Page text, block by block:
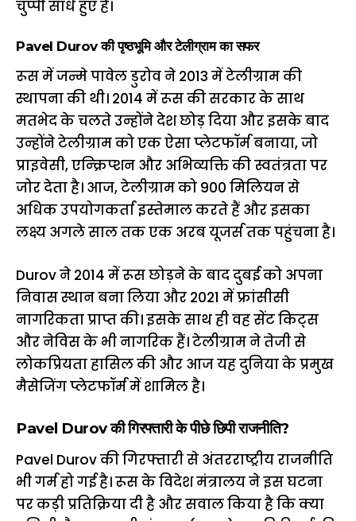
चुप्पी साधे हुए हैं।
Pavel Durov की पृष्ठभूमि और टेलीग्राम का सफर
रूस में जन्मे पावेल डुरोव ने 2013 में टेलीग्राम की
स्थापना की थी। 2014 में रूस की सरकार के साथ
मतभेद के चलते उन्होंने देश छोड़ दिया और इसके बाद
उन्होंने टेलीग्राम को एक ऐसा प्लेटफॉर्म बनाया, जो
प्राइवेसी, एन्क्रिप्शन और अभिव्यक्ति की स्वतंत्रता पर
जोर देता है। आज, टेलीग्राम को 900 मिलियन से
अधिक उपयोगकर्ता इस्तेमाल करते हैं और इसका
लक्ष्य अगले साल तक एक अरब यूजर्स तक पहुंचना है।
Durov ने 2014 में रूस छोड़ने के बाद दुबई को अपना
निवास स्थान बना लिया और 2021 में फ्रांसीसी
नागरिकता प्राप्त की। इसके साथ ही वह सेंट किट्स
और नेविस के भी नागरिक हैं। टेलीग्राम ने तेजी से
लोकप्रियता हासिल की और आज यह दुनिया के प्रमुख
मैसेजिंग प्लेटफॉर्म में शामिल है।
Pavel Durov की गिरफ्तारी के पीछे छिपी राजनीति?
Pavel Durov की गिरफ्तारी से अंतरराष्ट्रीय राजनीति
भी गर्म हो गई है। रूस के विदेश मंत्रालय ने इस घटना
पर कड़ी प्रतिक्रिया दी है और सवाल किया है कि क्या